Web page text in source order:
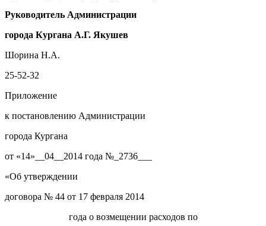
Руководитель Администрации
города Кургана А.Г. Якушев
Шорина Н.А.
25-52-32
Приложение
к постановлению Администрации
города Кургана
от «14»__04__2014 года №_2736___
«Об утверждении
договора № 44 от 17 февраля 2014
года о возмещении расходов по